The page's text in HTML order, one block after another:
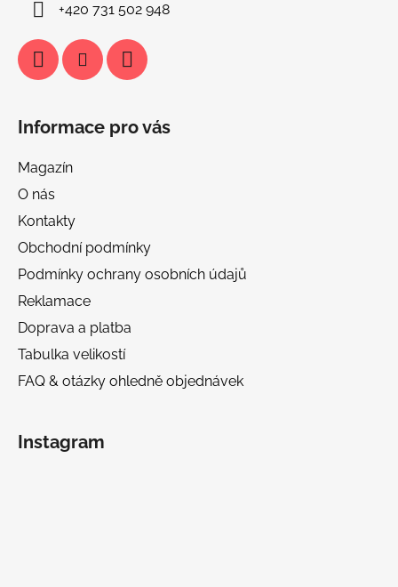
+420 731 502 948
Informace pro vás
Magazín
O nás
Kontakty
Obchodní podmínky
Podmínky ochrany osobních údajů
Reklamace
Doprava a platba
Tabulka velikostí
FAQ & otázky ohledně objednávek
Instagram